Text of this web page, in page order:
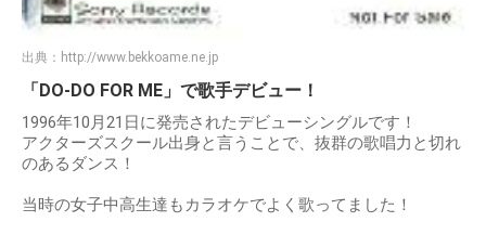
出典： http://www.bekkoame.ne.jp
「DO-DO FOR ME」で歌手デビュー！
1996年10月21日に発売されたデビューシングルです！
アクターズスクール出身と言うことで、抜群の歌唱力と切れ
のあるダンス！
当時の女子中高生達もカラオケでよく歌ってました！